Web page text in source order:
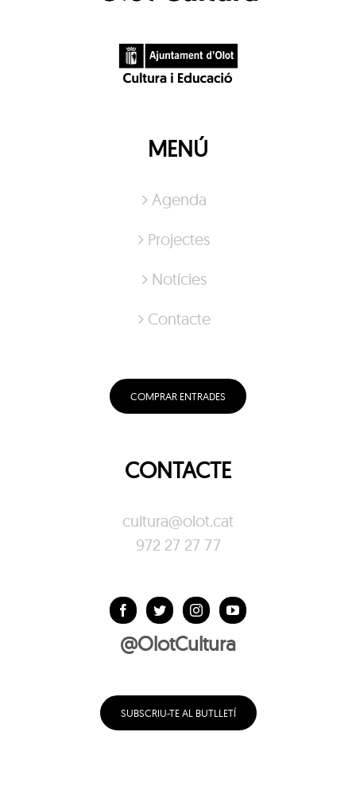
MENÚ
Agenda
Projectes
Notícies
Contacte
COMPRAR ENTRADES
CONTACTE
cultura@olot.cat
972 27 27 77
@OlotCultura
SUBSCRIU-TE AL BUTLLETÍ